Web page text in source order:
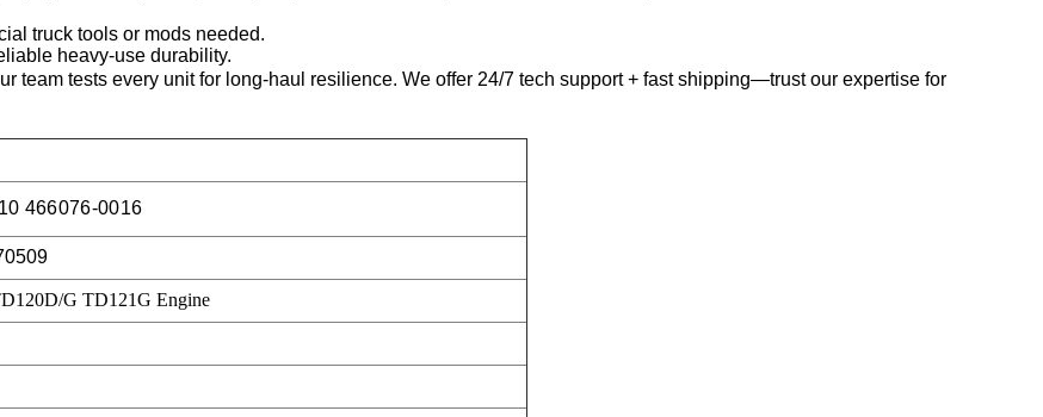
truck tools or mods needed.
heavy-use durability.
team tests every unit for long-haul resilience. We offer 24/7 tech support + fast shipping—trust our expertise for
466076-0016
G TD121G Engine